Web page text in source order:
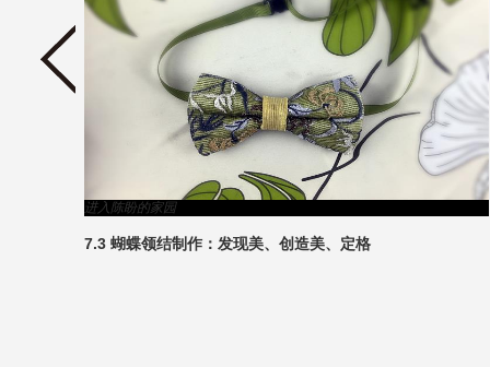
进入陈盼的家园
7.3 蝴蝶领结制作：发现美、创造美、定格